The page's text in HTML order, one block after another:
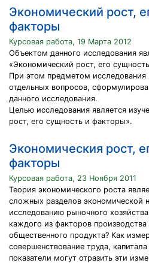
Экономический рост,
факторы
Курсовая работа, 19 Марта 2012
Объектом данного исследования
«Экономический рост, его
При этом предметом исследования
отдельных вопросов,
данного исследования.
Целью исследования является
рост, его сущность и факторы».
Экономическия рост,
факторы
Курсовая работа, 23 Ноября 2011
Теория экономического роста
сложных разделов экономической
исследованию рыночного
каждого из факторов
общественного продукта? Как
совершенствование труда,
показатели могут отразить эти